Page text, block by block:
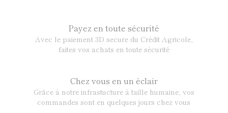
Payez en toute sécurité
Avec le paiement 3D secure du Crédit Agricole,
faites vos achats en toute sécurité
Chez vous en un éclair
Grâce à notre infrastucture à taille humaine, vos
commandes sont en quelques jours chez vous